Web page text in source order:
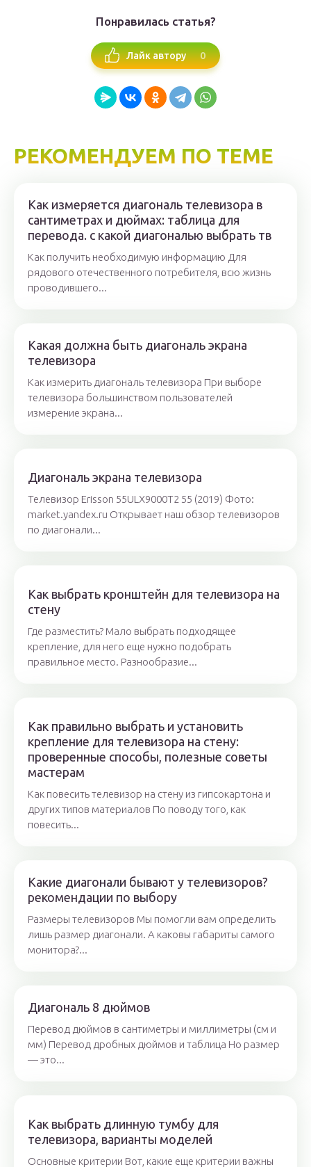
Понравилась статья?
Лайк автору 0
РЕКОМЕНДУЕМ ПО ТЕМЕ
Как измеряется диагональ телевизора в
сантиметрах и дюймах: таблица для
перевода. с какой диагональю выбрать тв
Как получить необходимую информацию Для
рядового отечественного потребителя, всю жизнь
проводившего...
Какая должна быть диагональ экрана
телевизора
Как измерить диагональ телевизора При выборе
телевизора большинством пользователей
измерение экрана...
Диагональ экрана телевизора
Телевизор Erisson 55ULX9000T2 55 (2019) Фото:
market.yandex.ru Открывает наш обзор телевизоров
по диагонали...
Как выбрать кронштейн для телевизора на
стену
Где разместить? Мало выбрать подходящее
крепление, для него еще нужно подобрать
правильное место. Разнообразие...
Как правильно выбрать и установить
крепление для телевизора на стену:
проверенные способы, полезные советы
мастерам
Как повесить телевизор на стену из гипсокартона и
других типов материалов По поводу того, как
повесить...
Какие диагонали бывают у телевизоров?
рекомендации по выбору
Размеры телевизоров Мы помогли вам определить
лишь размер диагонали. А каковы габариты самого
монитора?...
Диагональ 8 дюймов
Перевод дюймов в сантиметры и миллиметры (см и
мм) Перевод дробных дюймов и таблица Но размер
— это...
Как выбрать длинную тумбу для
телевизора, варианты моделей
Основные критерии Вот, какие еще критерии важны